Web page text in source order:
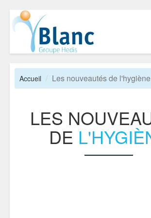
Accueil Les nouveautés de l'hygiène
LES
DE